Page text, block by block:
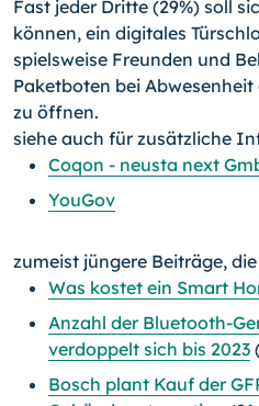
Fast jeder Dritte (29%) soll
können, ein digitales
spielsweise Freunden und
Paketboten bei
zu öffnen.
siehe auch für zusätzliche
Coqon - neusta next
YouGov
zumeist jüngere Beiträge,
Was kostet ein Smart
Anzahl der Bluetooth-
verdoppelt sich bis 2023
Bosch plant Kauf der